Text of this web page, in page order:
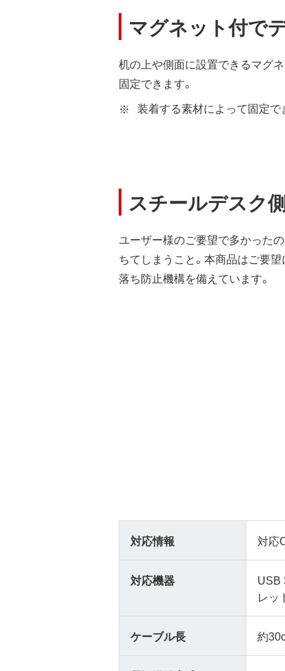
マグネット付で
机の上や側面に設置できるマグ
固定できます。
装着する素材によって固定で
スチールデスク
ユーザー様のご要望で多かった
ちてしまうこと。本商品はご要
落ち防止機構を備えています。
対応情報 対応
対応機器
USB
レッ
ケーブル長 約